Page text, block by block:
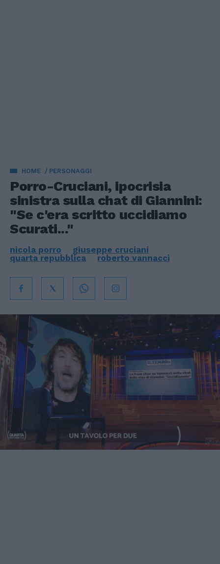
HOME PERSONAGGI
Porro-Cruciani, ipocrisia
sinistra sulla chat di Giannini:
"Se c'era scritto uccidiamo
Scurati..."
nicola porro
giuseppe cruciani
quarta repubblica
roberto vannacci